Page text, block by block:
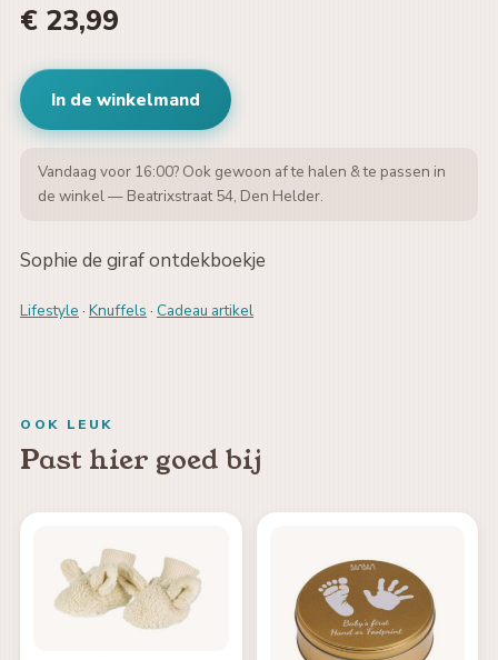
€ 23,99
In de winkelmand
Vandaag voor 16:00? Ook gewoon af te halen & te passen in
de winkel — Beatrixstraat 54, Den Helder.
Sophie de giraf ontdekboekje
Lifestyle · Knuffels · Cadeau artikel
OOK LEUK
Past hier goed bij